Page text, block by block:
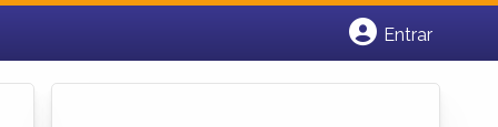
Entrar